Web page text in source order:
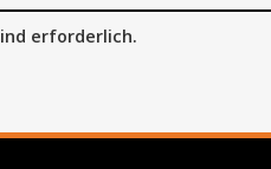
erforderlich.